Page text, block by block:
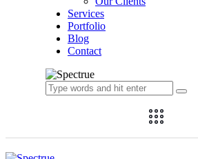
Services
Portfolio
Blog
Contact